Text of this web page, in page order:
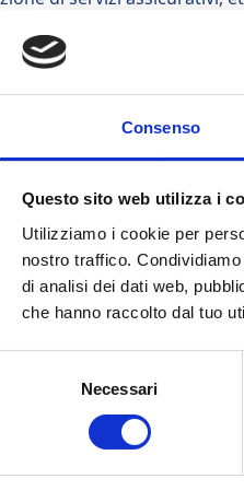
Consenso
Questo sito web utilizza i
Utilizziamo i cookie per
nostro traffico.
di analisi dei dati web,
che hanno raccolto dal tuo
Necessari
del trattamento.
dei dati
necessità di un espresso
i Suoi dati per le finalità
per la prestazione
delle finalità dette.
non saranno diffusi.
dati
sono conservati su
necessario, avrà
extra-UE avverrà in
Europea.
del conferimento dei dati
dei dati per le